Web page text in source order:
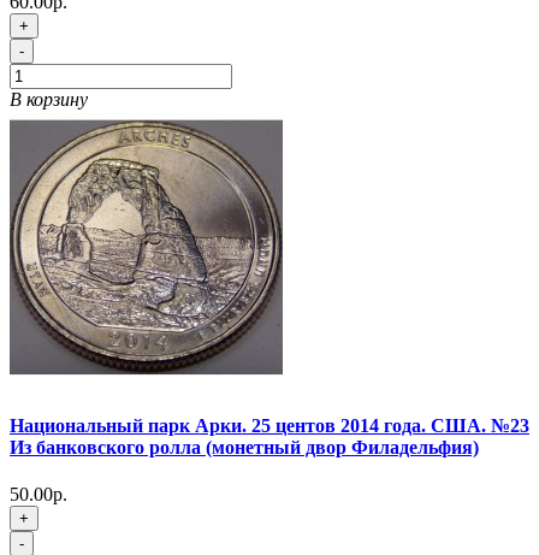
+
-
В корзину
Национальный парк Арки. 25 центов 2014 года. США. №23
Из банковского ролла (монетный двор Филадельфия)
50.00р.
+
-